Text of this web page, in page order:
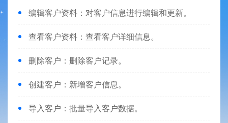
编辑客户资料：对客户信息进行编辑和更新。
查看客户资料：查看客户详细信息。
删除客户：删除客户记录。
创建客户：新增客户信息。
导入客户：批量导入客户数据。